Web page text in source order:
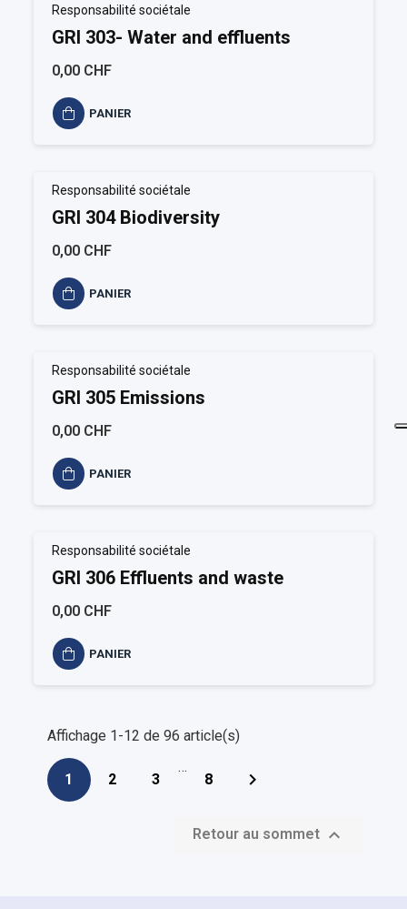
Responsabilité sociétale
GRI 303- Water and effluents
0,00 CHF
PANIER
Responsabilité sociétale
GRI 304 Biodiversity
0,00 CHF
PANIER
Responsabilité sociétale
GRI 305 Emissions
0,00 CHF
PANIER
Responsabilité sociétale
GRI 306 Effluents and waste
0,00 CHF
PANIER
Affichage 1-12 de 96 article(s)
1 2 3
…
8 
Retour au sommet 